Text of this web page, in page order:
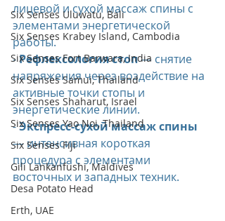
Six Senses Uluwatu, Bali
Six Senses Krabey Island, Cambodia
Six Senses Fort Barwara, India
Six Senses Samui, Thailand
Six Senses Shaharut, Israel
Six Senses Yao Noi, Thailand
Six Senses Fiji
Gili Lankanfushi, Maldives
Desa Potato Head
Erth, UAE
лицевой и сухой массаж спины с
элементами энергетической
работы.
- Рефлексология стоп — снятие
напряжения через воздействие на
активные точки стопы и
энергетические линии.
- Экспресс-сухой массаж спины
— интенсивная короткая
процедура с элементами
восточных и западных техник.